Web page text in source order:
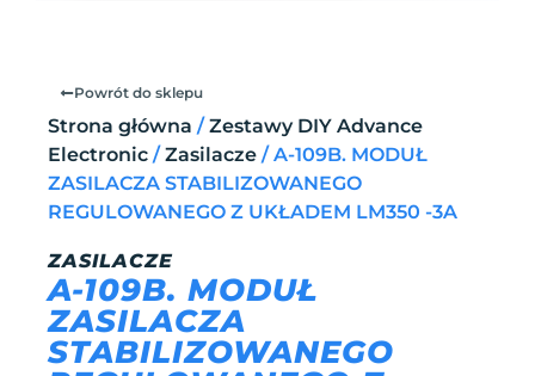
Powrót do sklepu
Strona główna / Zestawy DIY Advance
Electronic / Zasilacze / A-109B. MODUŁ
ZASILACZA STABILIZOWANEGO
REGULOWANEGO Z UKŁADEM LM350 -3A
ZASILACZE
A-109B. MODUŁ
ZASILACZA
STABILIZOWANEGO